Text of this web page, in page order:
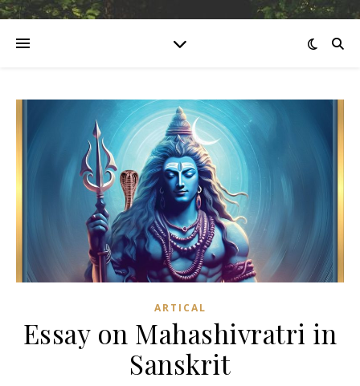
ARTICAL
Essay on Mahashivratri in
Sanskrit